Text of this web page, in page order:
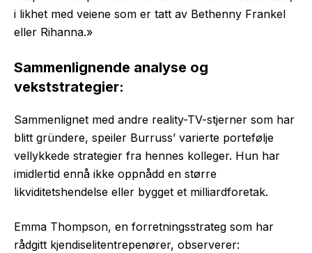
i likhet med veiene som er tatt av Bethenny Frankel
eller Rihanna.»
Sammenlignende analyse og
vekststrategier:
Sammenlignet med andre reality-TV-stjerner som har
blitt gründere, speiler Burruss’ varierte portefølje
vellykkede strategier fra hennes kolleger. Hun har
imidlertid ennå ikke oppnådd en større
likviditetshendelse eller bygget et milliardforetak.
Emma Thompson, en forretningsstrateg som har
rådgitt kjendiselitentrepenører, observerer: